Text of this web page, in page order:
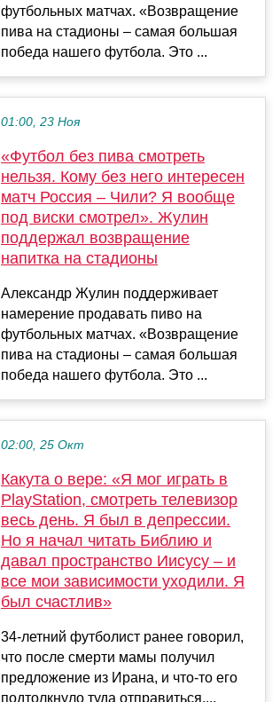
футбольных матчах. «Возвращение
пива на стадионы – самая большая
победа нашего футбола. Это ...
01:00, 23 Ноя
«Футбол без пива смотреть
нельзя. Кому без него интересен
матч Россия – Чили? Я вообще
под виски смотрел». Жулин
поддержал возвращение
напитка на стадионы
Александр Жулин поддерживает
намерение продавать пиво на
футбольных матчах. «Возвращение
пива на стадионы – самая большая
победа нашего футбола. Это ...
02:00, 25 Окт
Какута о вере: «Я мог играть в
PlayStation, смотреть телевизор
весь день. Я был в депрессии.
Но я начал читать Библию и
давал пространство Иисусу – и
все мои зависимости уходили. Я
был счастлив»
34-летний футболист ранее говорил,
что после смерти мамы получил
предложение из Ирана, и что-то его
подтолкнуло туда отправиться....